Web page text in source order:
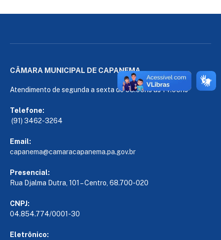
CÂMARA MUNICIPAL DE CAPANEMA
Atendimento de segunda a sexta de 08:00hs às 14:00hs
Telefone:
(91) 3462-3264
Email:
capanema@camaracapanema.pa.gov.br
Presencial:
Rua Djalma Dutra, 101 – Centro, 68.700-020
CNPJ:
04.854.774/0001-30
Eletrônico: